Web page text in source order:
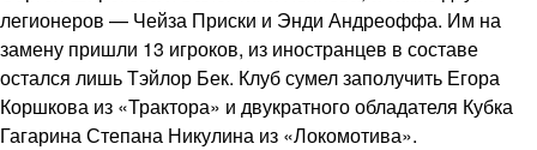
легионеров — Чейза Приски и Энди Андреоффа. Им на
замену пришли 13 игроков, из иностранцев в составе
остался лишь Тэйлор Бек. Клуб сумел заполучить Егора
Коршкова из «Трактора» и двукратного обладателя Кубка
Гагарина Степана Никулина из «Локомотива».